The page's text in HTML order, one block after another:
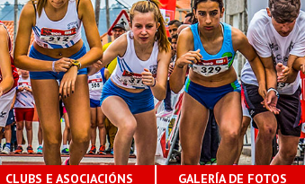
CLUBS E ASOCIACIÓNS GALERÍA DE FOTOS